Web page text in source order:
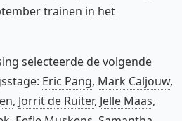
trainen in het
selecteerde de volgende
Eric Pang, Mark Caljouw,
, Jorrit de Ruiter, Jelle Maas,